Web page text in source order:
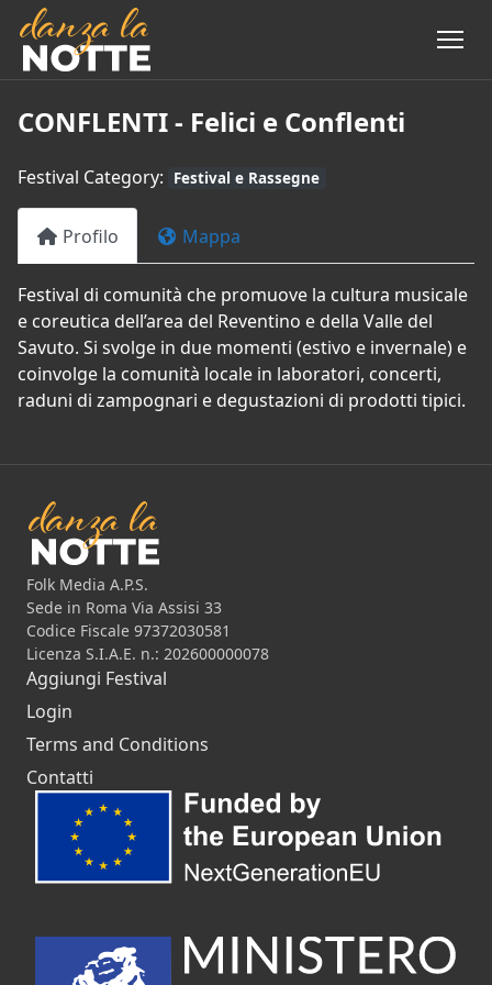
CONFLENTI - Felici e Conflenti
Festival Category: Festival e Rassegne
Profilo Mappa
Festival di comunità che promuove la cultura musicale
e coreutica dell’area del Reventino e della Valle del
Savuto. Si svolge in due momenti (estivo e invernale) e
coinvolge la comunità locale in laboratori, concerti,
raduni di zampognari e degustazioni di prodotti tipici.
Folk Media A.P.S.
Sede in Roma Via Assisi 33
Codice Fiscale 97372030581
Licenza S.I.A.E. n.: 202600000078
Aggiungi Festival
Login
Terms and Conditions
Contatti